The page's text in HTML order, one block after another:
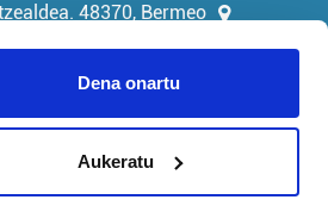
Dena onartu
Aukeratu
48370, Bermeo
Cookieak